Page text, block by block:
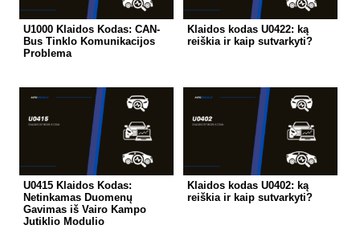
U1000 Klaidos Kodas: CAN-
Bus Tinklo Komunikacijos
Problema
Klaidos kodas U0422: ką
reiškia ir kaip sutvarkyti?
U0415 Klaidos Kodas:
Netinkamas Duomenų
Gavimas iš Vairo Kampo
Jutiklio Modulio
Klaidos kodas U0402: ką
reiškia ir kaip sutvarkyti?